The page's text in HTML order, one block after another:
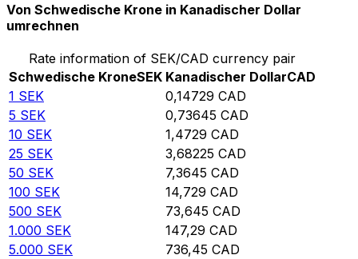
Von Schwedische Krone in Kanadischer Dollar
umrechnen
Rate information of SEK/CAD currency pair
Schwedische KroneSEK Kanadischer DollarCAD
1 SEK 0,14729 CAD
5 SEK 0,73645 CAD
10 SEK 1,4729 CAD
25 SEK 3,68225 CAD
50 SEK 7,3645 CAD
100 SEK 14,729 CAD
500 SEK 73,645 CAD
1.000 SEK 147,29 CAD
5.000 SEK 736,45 CAD